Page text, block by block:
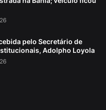
pelo Secretário de
Adolpho Loyola